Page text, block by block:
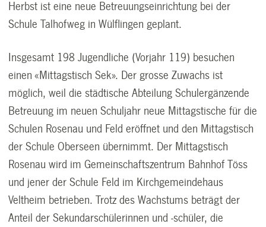
Herbst ist eine neue Betreuungseinrichtung bei der
Schule Talhofweg in Wülflingen geplant.
Insgesamt 198 Jugendliche (Vorjahr 119) besuchen
einen «Mittagstisch Sek». Der grosse Zuwachs ist
möglich, weil die städtische Abteilung Schulergänzende
Betreuung im neuen Schuljahr neue Mittagstische für die
Schulen Rosenau und Feld eröffnet und den Mittagstisch
der Schule Oberseen übernimmt. Der Mittagstisch
Rosenau wird im Gemeinschaftszentrum Bahnhof Töss
und jener der Schule Feld im Kirchgemeindehaus
Veltheim betrieben. Trotz des Wachstums beträgt der
Anteil der Sekundarschülerinnen und -schüler, die